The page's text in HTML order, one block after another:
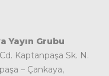
Yayın Grubu
Kaptanpaşa Sk. N.
– Çankaya,